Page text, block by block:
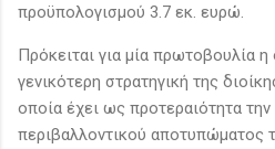
προϋπολογισμού 3.7 εκ. ευρώ.
Πρόκειται για μία πρωτοβουλία
γενικότερη στρατηγική της
οποία έχει ως προτεραιότητα την
περιβαλλοντικού αποτυπώματος